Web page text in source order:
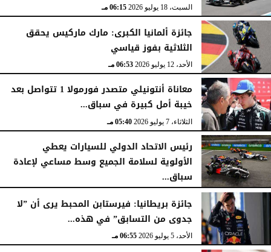
السبت، 18 يوليو 2026 06:15 مـ
جائزة ألمانيا الكبرى: مارك ماركيس يحقق
الثلاثية بفوز قياسي
الأحد، 12 يوليو 2026 06:53 مـ
معاناة أنتونيلي متصدر فورمولا 1 تتواصل بعد
خيبة أمل كبيرة في سباق...
الثلاثاء، 7 يوليو 2026 05:40 مـ
رئيس الاتحاد الدولي للسيارات يعطي
الأولوية لسلامة الجميع وسط مساعي لإعادة
سباق...
الثلاثاء، 7 يوليو 2026 05:39 مـ
جائزة بريطانيا: فيرستابن المحبط يرى أن ”لا
جدوى من التسابق” في هذه...
الأحد، 5 يوليو 2026 06:55 مـ